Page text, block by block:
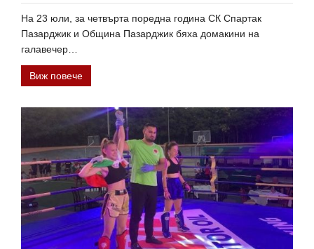
На 23 юли, за четвърта поредна година СК Спартак
Пазарджик и Община Пазарджик бяха домакини на
галавечер…
Виж повече